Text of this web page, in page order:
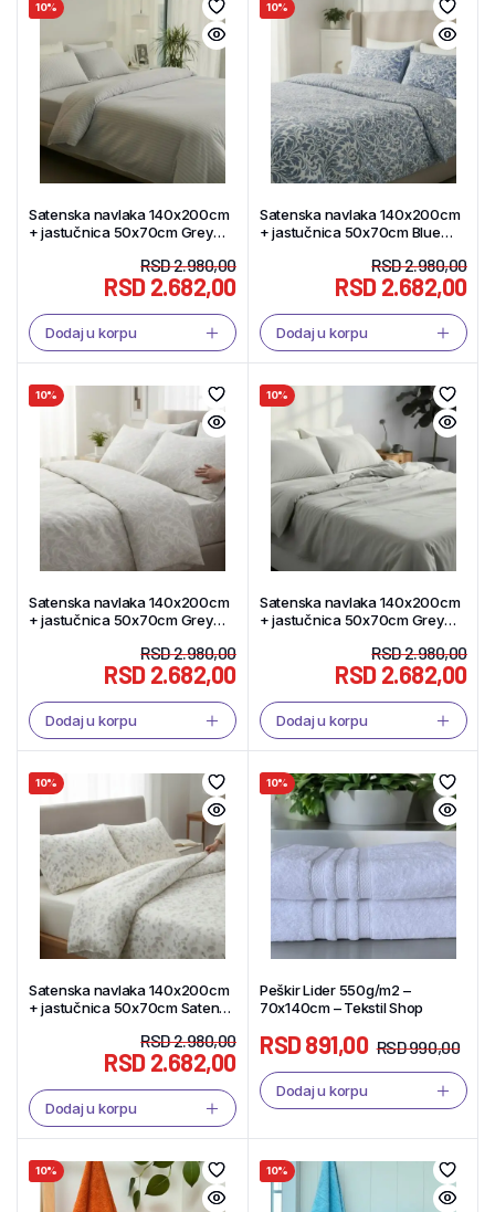
10%
Satenska navlaka 140x200cm
+ jastučnica 50x70cm Grey
RSD2.980,00
RSD2.682,00
Dodaj u korpu
10%
Satenska navlaka 140x200cm
+ jastučnica 50x70cm Blue
RSD2.980,00
RSD2.682,00
Dodaj u korpu
10%
Satenska navlaka 140x200cm
+ jastučnica 50x70cm Grey
RSD2.980,00
RSD2.682,00
Dodaj u korpu
10%
Satenska navlaka 140x200cm
+ jastučnica 50x70cm Grey
RSD2.980,00
RSD2.682,00
Dodaj u korpu
10%
Satenska navlaka 140x200cm
+ jastučnica 50x70cm Saten
RSD2.980,00
RSD2.682,00
Dodaj u korpu
10%
Peškir Lider 550g/m2 –
70x140cm – Tekstil Shop
RSD990,00
RSD891,00
Dodaj u korpu
10% 10%